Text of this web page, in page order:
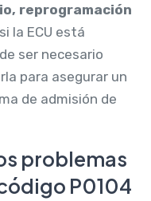
reprogramación
la ECU está
ser necesario
para asegurar un
de admisión de
problemas
P0104